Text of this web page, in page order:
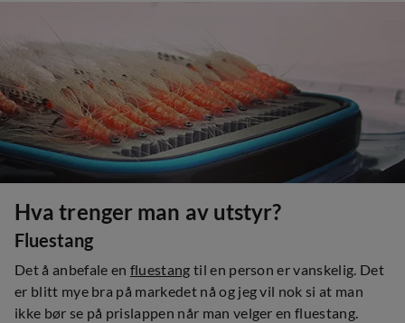
Hva trenger man av utstyr?
Fluestang
Det å anbefale en fluestang til en person er vanskelig. Det
er blitt mye bra på markedet nå og jeg vil nok si at man
ikke bør se på prislappen når man velger en fluestang.